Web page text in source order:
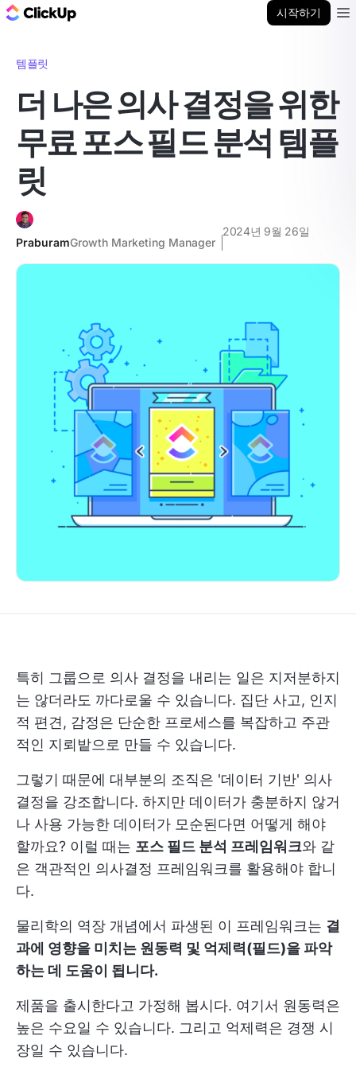
시작하기
템플릿
더 나은 의사 결정을 위한
무료 포스 필드 분석 템플
릿
PraburamGrowth Marketing Manager
2024년 9월 26일
특히 그룹으로 의사 결정을 내리는 일은 지저분하지
는 않더라도 까다로울 수 있습니다. 집단 사고, 인지
적 편견, 감정은 단순한 프로세스를 복잡하고 주관
적인 지뢰밭으로 만들 수 있습니다.
그렇기 때문에 대부분의 조직은 '데이터 기반' 의사
결정을 강조합니다. 하지만 데이터가 충분하지 않거
나 사용 가능한 데이터가 모순된다면 어떻게 해야
할까요? 이럴 때는 포스 필드 분석 프레임워크와 같
은 객관적인 의사결정 프레임워크를 활용해야 합니
다.
물리학의 역장 개념에서 파생된 이 프레임워크는 결
과에 영향을 미치는 원동력 및 억제력(필드)을 파악
하는 데 도움이 됩니다.
제품을 출시한다고 가정해 봅시다. 여기서 원동력은
높은 수요일 수 있습니다. 그리고 억제력은 경쟁 시
장일 수 있습니다.